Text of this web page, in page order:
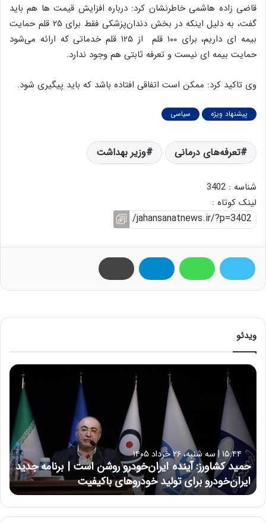
قاضی زاده هاشمی خاطرنشان کرد: درباره افزایش قیمت ها هم باید
گفت، به دلیل اینکه در بخش دندان‌پزشکی فقط برای ۲۵ قلم حمایت
بیمه ای داریم، برای ۱۰۰ قلم از ۱۲۵ قلم خدماتی که ارائه می‌شود
حمایت بیمه ای نیست و تعرفه ثابتی هم وجود ندارد.
وی تاکید کرد: ممکن است اتفاقی افتاده باشد که باید پیگیری شود.
پیشنهاد ویژه سیاسی
تعرفه‌های درمانی وزیر بهداشت
شناسه : 3402
لینک کوتاه :
ویدئو
ح
ش
ا
و
ر
ز
:
آ
ی
۱۵:۴۴ | سه شنبه، ۲۶ خرداد ۱۴۰۵
حمید کشاورز: آینده ایران‌خودرو روشن است | برنامه جدید
ایران‌خودرو برای تولید خودروهای باکیفیت